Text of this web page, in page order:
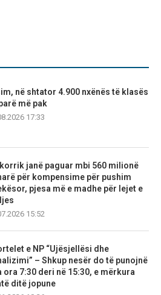
në shtator 4.900 nxënës të klasës
më pak
17:33
korrik janë paguar mbi 560 milionë
për kompensime për pushim
pjesa më e madhe për lejet e
15:52
e NP “Ujësjellësi dhe
– Shkup nesër do të punojnë
ora 7:30 deri në 15:30, e mërkura
ditë jopune